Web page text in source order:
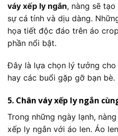
váy xếp ly ngắn, nàng sẽ
sự cá tính và dịu dàng.
họa tiết độc đáo trên áo
phần nổi bật.
Đây là lựa chọn lý tưởng
hay các buổi gặp gỡ bạn bè.
5. Chân váy xếp ly ngắn
Trong những ngày lạnh,
xếp ly ngắn với áo len. Áo